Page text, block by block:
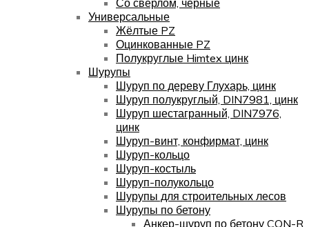
Универсальные
Жёлтые PZ
Оцинкованные PZ
Полукруглые Himtex цинк
Шурупы
Шуруп по дереву Глухарь, цинк
Шуруп полукруглый, DIN7981, цинк
Шуруп шестагранный, DIN7976,
цинк
Шуруп-винт, конфирмат, цинк
Шуруп-кольцо
Шуруп-костыль
Шуруп-полукольцо
Шурупы для строительных лесов
Шурупы по бетону
Анкер-шуруп по бетону CON-R